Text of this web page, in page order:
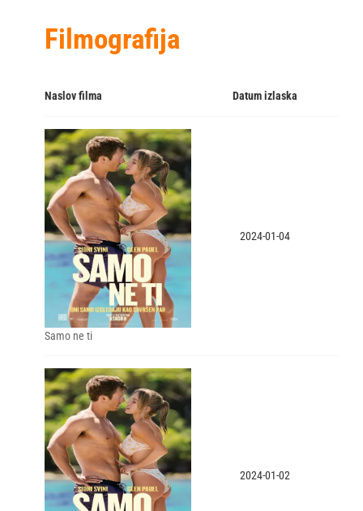
Filmografija
Naslov filma Datum izlaska
Samo ne ti
2024-01-04
2024-01-02